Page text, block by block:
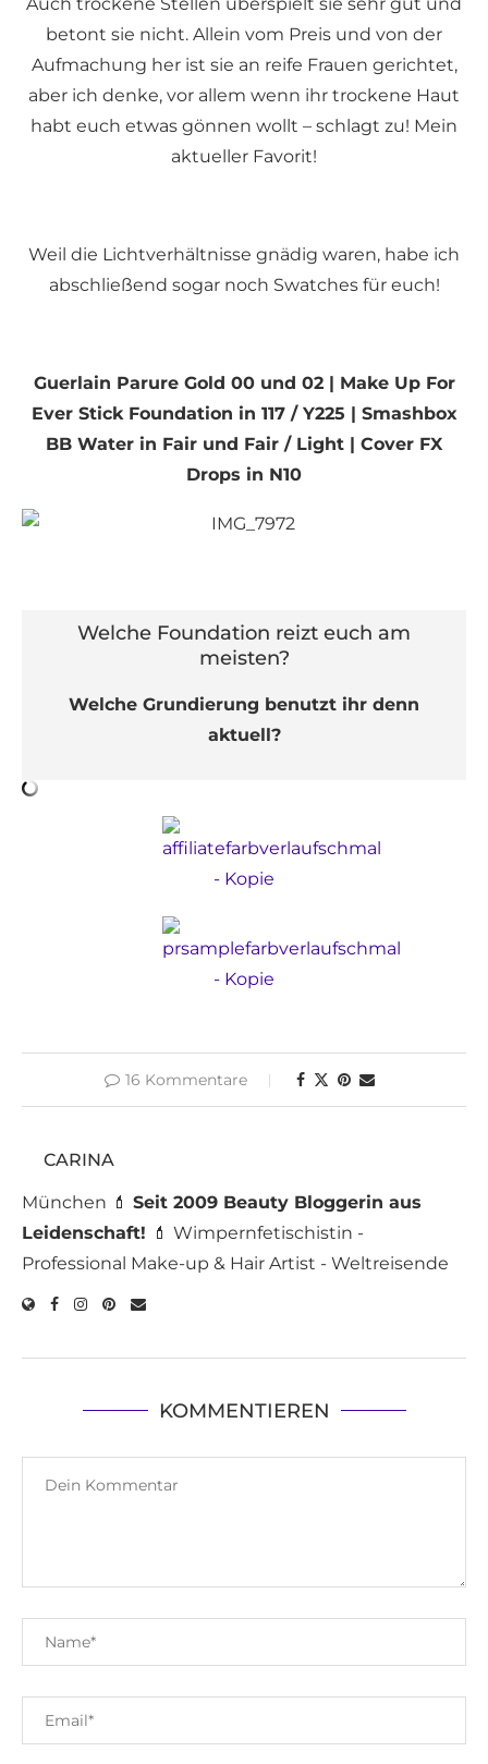
betont sie nicht. Allein vom Preis und von der
Aufmachung her ist sie an reife Frauen gerichtet,
aber ich denke, vor allem wenn ihr trockene Haut
habt euch etwas gönnen wollt – schlagt zu! Mein
aktueller Favorit!
Weil die Lichtverhältnisse gnädig waren, habe ich
abschließend sogar noch Swatches für euch!
Guerlain Parure Gold 00 und 02 | Make Up For
Ever Stick Foundation in 117 / Y225 | Smashbox
BB Water in Fair und Fair / Light | Cover FX
Drops in N10
Welche Foundation reizt euch am
meisten?
Welche Grundierung benutzt ihr denn
aktuell?
16 Kommentare
CARINA
München 💄 Seit 2009 Beauty Bloggerin aus
Leidenschaft! 💄 Wimpernfetischistin -
Professional Make-up & Hair Artist - Weltreisende
KOMMENTIEREN